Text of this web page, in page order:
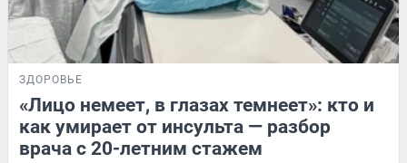
ЗДОРОВЬЕ
«Лицо немеет, в глазах темнеет»: кто и
как умирает от инсульта — разбор
врача с 20-летним стажем